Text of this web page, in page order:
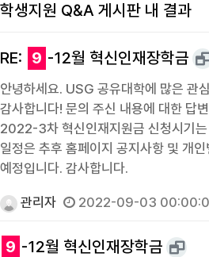
학생지원 Q&A 게시판 내 결과
RE: 9 -12월 혁신인재장학금
안녕하세요. USG 공유대학에 많은 관
감사합니다! 문의 주신 내용에 대한 답
2022-3차 혁신인재지원금 신청시기
일정은 추후 홈페이지 공지사항 및 개
예정입니다. 감사합니다.
관리자 2022-09-03
9 -12월 혁신인재장학금